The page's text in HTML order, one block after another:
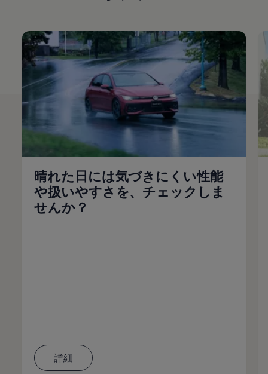
晴れた日には気づきにくい性能
や扱いやすさを、チェックしま
せんか？
詳細